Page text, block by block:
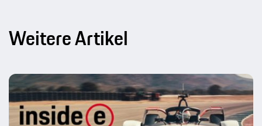
Weitere Artikel